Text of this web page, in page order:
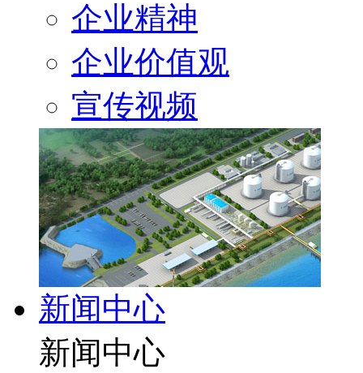
企业精神
企业价值观
宣传视频
新闻中心
新闻中心